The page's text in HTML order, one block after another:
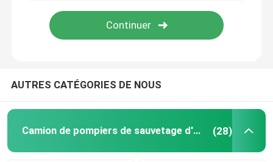
Véhicule d'urgence d'ingénierie
AUTRES CATÉGORIES DE NOUS
Camion de pompiers de sauvetage d'urgence (28)